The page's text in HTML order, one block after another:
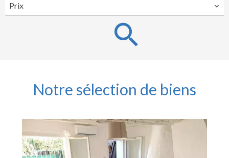
Prix
Notre sélection de biens